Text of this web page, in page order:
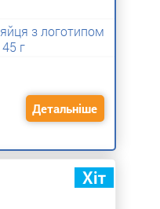
з логотипом
г
Детальніше